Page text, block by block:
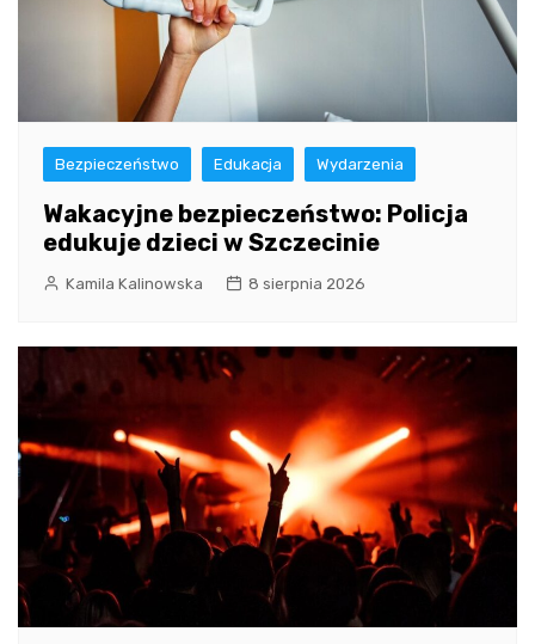
Bezpieczeństwo Edukacja Wydarzenia
Wakacyjne bezpieczeństwo: Policja
edukuje dzieci w Szczecinie
Kamila Kalinowska 8 sierpnia 2026